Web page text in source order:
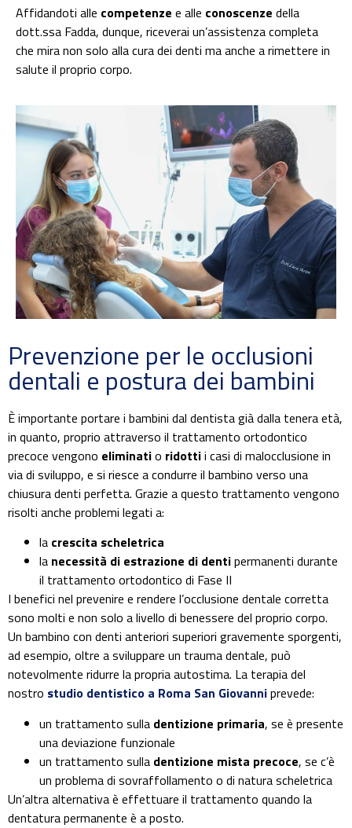
Affidandoti alle competenze e alle conoscenze della
dott.ssa Fadda, dunque, riceverai un’assistenza completa
che mira non solo alla cura dei denti ma anche a rimettere in
salute il proprio corpo.
Prevenzione per le occlusioni
dentali e postura dei bambini
È importante portare i bambini dal dentista già dalla tenera età,
in quanto, proprio attraverso il trattamento ortodontico
precoce vengono eliminatio ridottii casi di malocclusione in
via di sviluppo, e si riesce a condurre il bambino verso una
chiusura denti perfetta. Grazie a questo trattamento vengono
risolti anche problemi legati a:
la crescita scheletrica
la necessità di estrazione di dentipermanenti durante
il trattamento ortodontico di Fase II
I benefici nel prevenire e rendere l’occlusione dentale corretta
sono molti e non solo a livello di benessere del proprio corpo.
Un bambino con denti anteriori superiori gravemente sporgenti,
ad esempio, oltre a sviluppare un trauma dentale, può
notevolmente ridurre la propria autostima. La terapia del
nostro studio dentistico a Roma San Giovanniprevede:
un trattamento sulla dentizione primaria, se è presente
una deviazione funzionale
un trattamento sulla dentizione mista precoce, se c’è
un problema di sovraffollamento o di natura scheletrica
Un’altra alternativa è effettuare il trattamento quando la
dentatura permanente è a posto.